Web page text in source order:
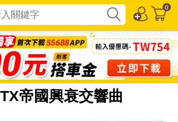
0
帝國興衰交響曲